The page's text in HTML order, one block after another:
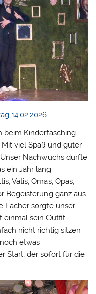
14.02.2026
beim Kinderfasching
viel Spaß und guter
Nachwuchs durfte
ein Jahr lang
Vatis, Omas, Opas,
Begeisterung ganz aus
Lacher sorgte unser
einmal sein Outfit
nicht richtig sitzen
etwas
Start, der sofort für die